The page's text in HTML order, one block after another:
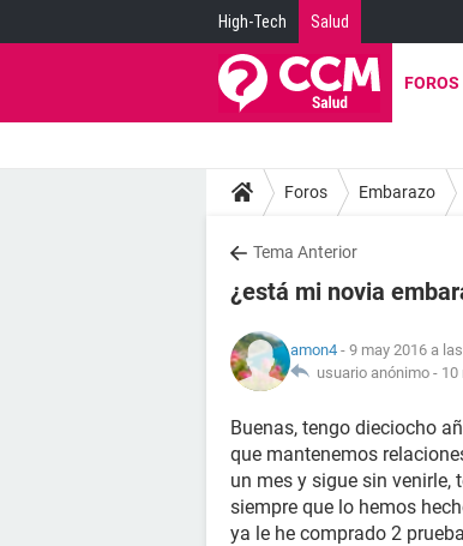
High-Tech Salud
FOROS
Foros Embarazo
Tema Anterior
¿está mi novia
amon4 - 9 may 2016 a
usuario anónimo - 10
Buenas, tengo dieciocho
que mantenemos
un mes y sigue sin venirle,
siempre que lo hemos
ya le he comprado 2